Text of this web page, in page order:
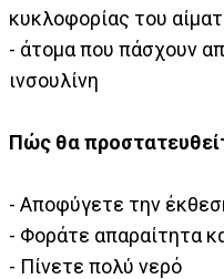
κυκλοφορίας του
- άτομα που πάσχουν
ινσουλίνη
Πώς θα
- Αποφύγετε την
- Φοράτε απαραίτητα
- Πίνετε πολύ νερό